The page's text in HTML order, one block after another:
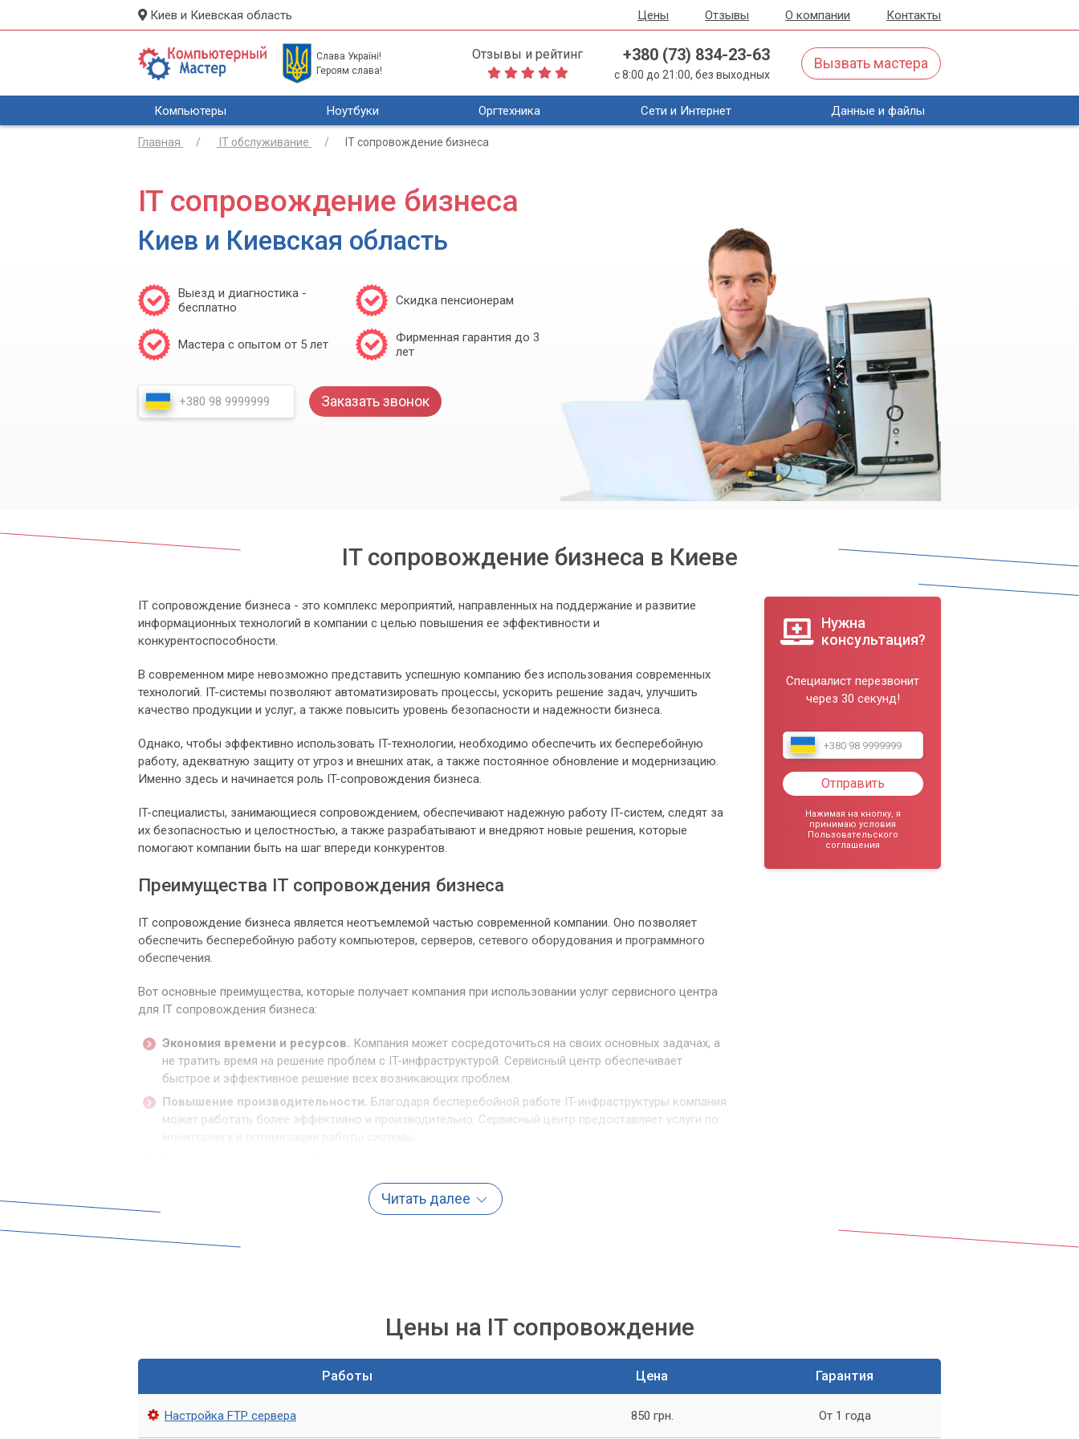
Киев и Киевская область Цены Отзывы О компании Контакты
Слава Україні!
Героям слава!
Отзывы и рейтинг +380 (73) 834-23-63
с 8:00 до 21:00, без выходных
Вызвать мастера
Компьютеры Ноутбуки Оргтехника Сети и Интернет Данные и файлы
Главная IT обслуживание IT сопровождение бизнеса
IT сопровождение бизнеса
Киев и Киевская область
Выезд и диагностика -
бесплатно
Скидка пенсионерам
Мастера с опытом от 5 лет
Фирменная гарантия до 3
лет
Заказать звонок
IT сопровождение бизнеса в Киеве
IT сопровождение бизнеса - это комплекс мероприятий, направленных на поддержание и развитие
информационных технологий в компании с целью повышения ее эффективности и
конкурентоспособности.
В современном мире невозможно представить успешную компанию без использования современных
технологий. IT-системы позволяют автоматизировать процессы, ускорить решение задач, улучшить
качество продукции и услуг, а также повысить уровень безопасности и надежности бизнеса.
Однако, чтобы эффективно использовать IT-технологии, необходимо обеспечить их бесперебойную
работу, адекватную защиту от угроз и внешних атак, а также постоянное обновление и модернизацию.
Именно здесь и начинается роль IT-сопровождения бизнеса.
IT-специалисты, занимающиеся сопровождением, обеспечивают надежную работу IT-систем, следят за
их безопасностью и целостностью, а также разрабатывают и внедряют новые решения, которые
помогают компании быть на шаг впереди конкурентов.
Преимущества IT сопровождения бизнеса
IT сопровождение бизнеса является неотъемлемой частью современной компании. Оно позволяет
обеспечить бесперебойную работу компьютеров, серверов, сетевого оборудования и программного
обеспечения.
Вот основные преимущества, которые получает компания при использовании услуг сервисного центра
для IT сопровождения бизнеса:
Экономия времени и ресурсов. Компания может сосредоточиться на своих основных задачах, а
не тратить время на решение проблем с IT-инфраструктурой. Сервисный центр обеспечивает
быстрое и эффективное решение всех возникающих проблем.
Повышение производительности. Благодаря бесперебойной работе IT-инфраструктуры компания
может работать более эффективно и производительно. Сервисный центр предоставляет услуги по
поддержку в любое время суток. Сервисный центр предоставляет услуги по консультации и
качественное IT сопровождение, необходимо выбрать надежный и профессиональный сервисный центр.
В этом разделе мы расскажем, как правильно выбрать сервисный центр для IT сопровождения бизнеса.
Читать далее
Нужна
консультация?
Специалист перезвонит
через 30 секунд!
Отправить
Нажимая на кнопку, я
принимаю условия
Пользовательского
соглашения
Цены на IT сопровождение
Работы Цена Гарантия
Настройка FTP сервера 850 грн. От 1 года